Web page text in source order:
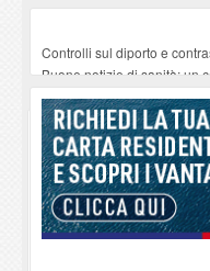
Controlli sul diporto e
Buone notizie di sanità: un
Altiero Spinelli e Ursula
Capoliveri, potenziata la
Marina di Campo tra i porti